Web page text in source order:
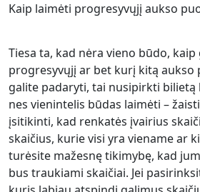
Kaip laimėti progresyvųjį aukso
Tiesa ta, kad nėra vieno būdo,
progresyvųjį ar bet kurį kitą aukso
galite padaryti, tai nusipirkti bilietą
nes vienintelis būdas laimėti –
įsitikinti, kad renkatės įvairius
skaičius, kurie visi yra viename ar
turėsite mažesnę tikimybę, kad
bus traukiami skaičiai. Jei